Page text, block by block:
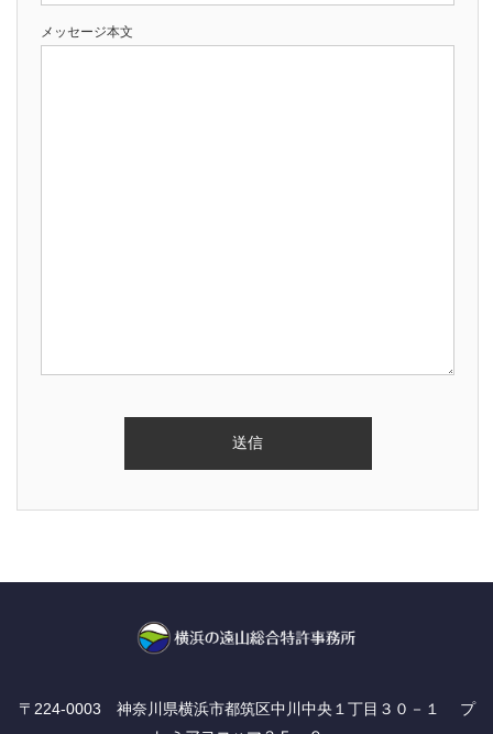
メッセージ本文
〒224-0003 神奈川県横浜市都筑区中川中央１丁目３０－１ プ